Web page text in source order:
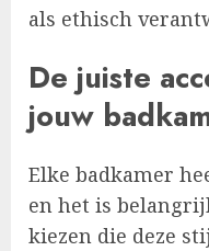
als ethisch
De juiste
jouw
Elke badkamer
en het is
kiezen die deze